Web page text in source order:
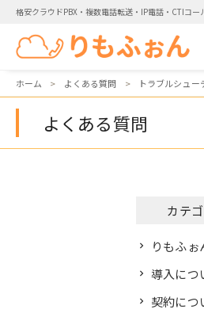
格安クラウドPBX・複数電話転送・IP電話・CTIコー
ホーム よくある質問 トラブルシュー
よくある質問
カテ
りもふぉ
導入につ
契約につ